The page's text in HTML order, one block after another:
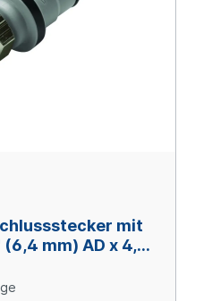
mit
mm) AD x 4,3